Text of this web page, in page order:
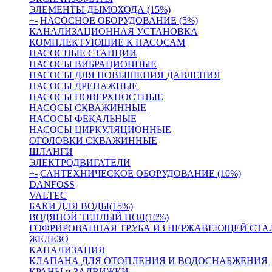
ЭЛЕМЕНТЫ ДЫМОХОДА (15%)
+- НАСОСНОЕ ОБОРУДОВАНИЕ (5%)
КАНАЛИЗАЦИОННАЯ УСТАНОВКА
КОМПЛЕКТУЮЩИЕ К НАСОСАМ
НАСОСНЫЕ СТАНЦИИ
НАСОСЫ ВИБРАЦИОННЫЕ
НАСОСЫ ДЛЯ ПОВЫШЕНИЯ ДАВЛЕНИЯ
НАСОСЫ ДРЕНАЖНЫЕ
НАСОСЫ ПОВЕРХНОСТНЫЕ
НАСОСЫ СКВАЖИННЫЕ
НАСОСЫ ФЕКАЛЬНЫЕ
НАСОСЫ ЦИРКУЛЯЦИОННЫЕ
ОГОЛОВКИ СКВАЖИННЫЕ
ШЛАНГИ
ЭЛЕКТРОДВИГАТЕЛИ
+- САНТЕХНИЧЕСКОЕ ОБОРУДОВАНИЕ (10%)
DANFOSS
VALTEC
БАКИ ДЛЯ ВОДЫ(15%)
ВОДЯНОЙ ТЕПЛЫЙ ПОЛ(10%)
ГОФРИРОВАННАЯ ТРУБА ИЗ НЕРЖАВЕЮЩЕЙ
ЖЕЛЕЗО
КАНАЛИЗАЦИЯ
КЛАПАНА ДЛЯ ОТОПЛЕНИЯ И ВОДОСНАБЖЕНИЯ